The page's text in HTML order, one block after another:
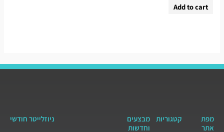
out
Add to cart
מפת
אתר
קטגוריות
מבצעים
וחדשות
ניוזלייטר חודשי